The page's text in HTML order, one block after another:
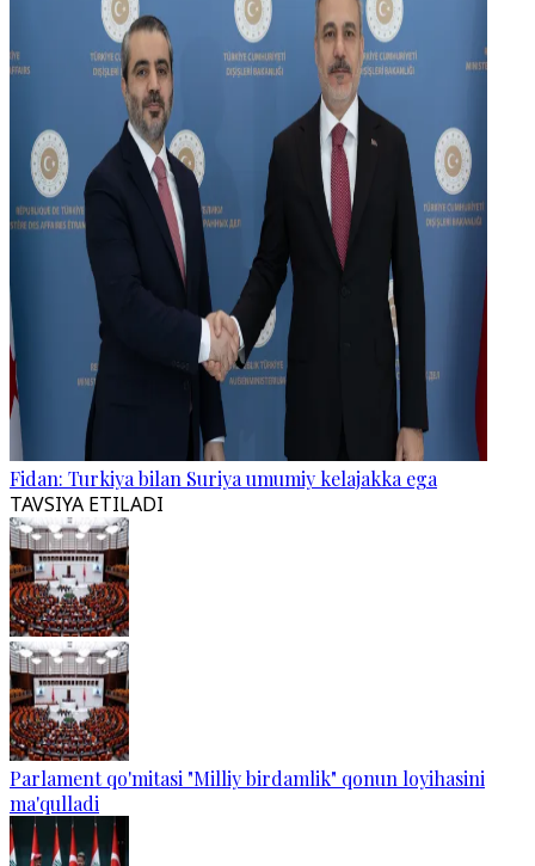
Fidan: Turkiya bilan Suriya umumiy kelajakka ega
TAVSIYA ETILADI
Parlament qo'mitasi "Milliy birdamlik" qonun loyihasini
ma'qulladi